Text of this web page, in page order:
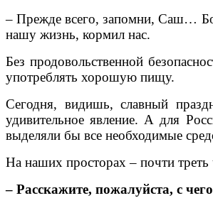
– Прежде всего, запомни, Саш…
нашу жизнь, кормил нас.
Без продовольственной
употреблять хорошую пищу.
Сегодня, видишь, славный
удивительное явление. А для
выделяли бы все необходимые
На наших просторах – почти треть
– Расскажите, пожалуйста, с